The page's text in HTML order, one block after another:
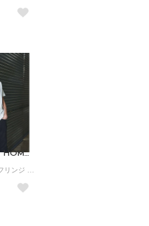
5351 POUR LES HOMMES